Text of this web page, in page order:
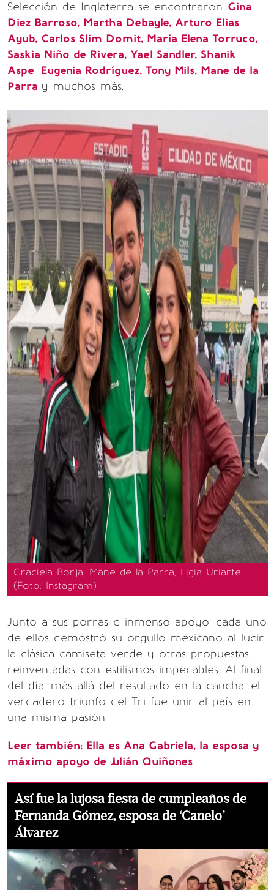
Selección de Inglaterra se encontraron Gina
Diez Barroso, Martha Debayle, Arturo Elias
Ayub, Carlos Slim Domit, María Elena Torruco,
Saskia Niño de Rivera, Yael Sandler, Shanik
Aspe, Eugenia Rodríguez, Tony Mils, Mane de la
Parra y muchos más.
Graciela Borja, Mane de la Parra, Ligia Uriarte.
(Foto: Instagram)
Junto a sus porras e inmenso apoyo, cada uno
de ellos demostró su orgullo mexicano al lucir
la clásica camiseta verde y otras propuestas
reinventadas con estilismos impecables. Al final
del día, más allá del resultado en la cancha, el
verdadero triunfo del Tri fue unir al país en
una misma pasión.
Leer también: Ella es Ana Gabriela, la esposa y
máximo apoyo de Julián Quiñones
Así fue la lujosa fiesta de cumpleaños de
Fernanda Gómez, esposa de ‘Canelo’
Álvarez